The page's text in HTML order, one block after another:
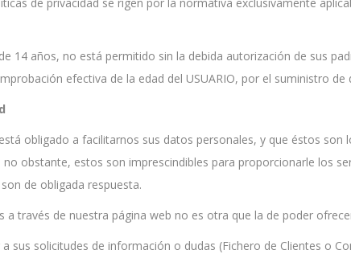
14 años, no está permitido sin la debida autorización de sus
efectiva de la edad del USUARIO, por el suministro
obligado a facilitarnos sus datos personales, y que éstos
obstante, estos son imprescindibles para proporcionarle los
de obligada respuesta.
a través de nuestra página web no es otra que la de poder
sus solicitudes de información o dudas (Fichero de Clientes o